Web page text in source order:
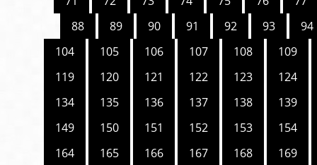
88
89 90 91 92 93
94
104
105 106 107 108
109
119
120 121 122 123
124
134
135 136 137 138
139
149
150 151 152 153
154
164
165 166 167 168
169